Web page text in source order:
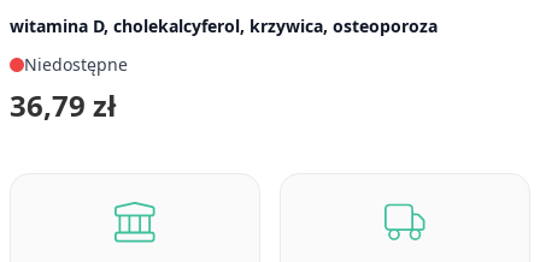
witamina D, cholekalcyferol, krzywica, osteoporoza
Niedostępne
36,79 zł